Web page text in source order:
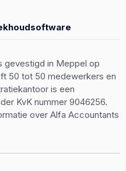
gevestigd in Meppel op
50 tot 50 medewerkers en
is een
KvK nummer 9046256.
over Alfa Accountants